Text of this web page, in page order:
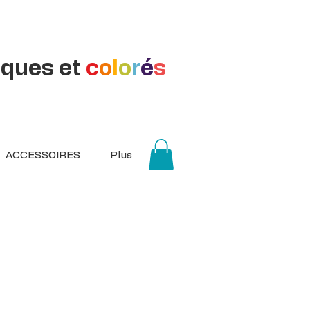
et co orés
ACCESSOIRES Plus